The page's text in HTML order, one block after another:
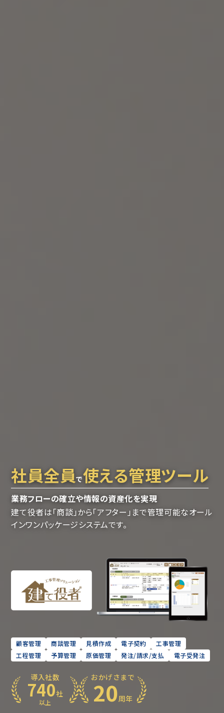
社員全員で使える管理ツール
業務フローの確立や情報の資産化を実現
建て役者は「商談」から「アフター」まで管理可能なオール
インワンパッケージシステムです。
顧客管理 商談管理 見積作成 電子契約
工事管理
工程管理
予算管理 原価管理 発注/請求/支払 電子受発注
導入社数
740社
以上
おかげさまで
20周年